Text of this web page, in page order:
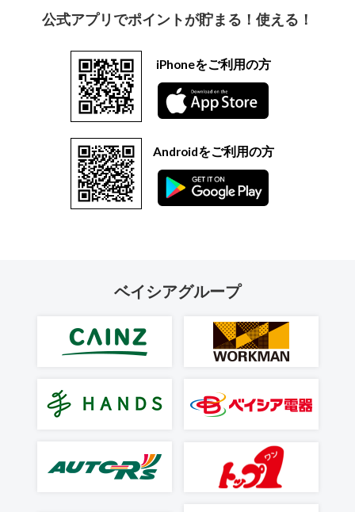
公式アプリでポイントが貯まる！使える！
iPhoneをご利用の方
Androidをご利用の方
ベイシアグループ